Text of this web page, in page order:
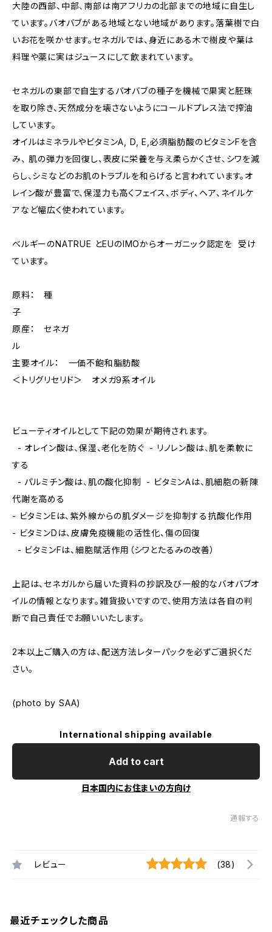
大陸の西部、中部、南部は南アフリカの北部までの地域に自生し
ています。バオバブがある地域とない地域があります。落葉樹で白
いお花を咲かせます。セネガルでは、身近にある木で樹皮や葉は
料理や薬に実はジュースにして飲まれています。
セネガルの東部で自生するバオバブの種子を機械で果実と胚珠
を取り除き、天然成分を壊さないようにコールドプレス法で搾油
しています。
オイルはミネラルやビタミンA, D, E,必須脂肪酸のビタミンFを含
み、 肌の弾力を回復し、表皮に栄養を与え柔らかくさせ、シワを減
らし、シミなどのお肌のトラブルを和らげると言われています。オ
レイン酸が豊富で、保湿力も高くフェイス、ボディ、ヘア、ネイルケ
アなど幅広く使われています。
ベルギーのNATRUE とEUのIMOからオーガニック認定を 受け
ています。
原料： 種
子
原産： セネガ
ル
主要オイル： 一価不飽和脂肪酸
＜トリグリセリド＞ オメガ9系オイル
ビューティオイルとして下記の効果が期待されます。
- オレイン酸は、保湿、老化を防ぐ - リノレン酸は、肌を柔軟に
する
- パルミチン酸は、肌の酸化抑制 - ビタミンAは、肌細胞の新陳
代謝を高める
- ビタミンEは、紫外線からの肌ダメージを抑制する抗酸化作用
- ビタミンDは、皮膚免疫機能の活性化、傷の回復
- ビタミンFは、細胞賦活作用（シワとたるみの改善）
上記は、セネガルから届いた資料の抄訳及び一般的なバオバブオ
イルの情報となります。雑貨扱いですので、使用方法は各自の判
断で自己責任でお願いいたします。
2本以上ご購入の方は、配送方法レターパックを必ずご選択くだ
さい。
(photo by SAA)
International shipping available
Add to cart
日本国内にお住まいの方向け
通報する
レビュー (38)
最近チェックした商品